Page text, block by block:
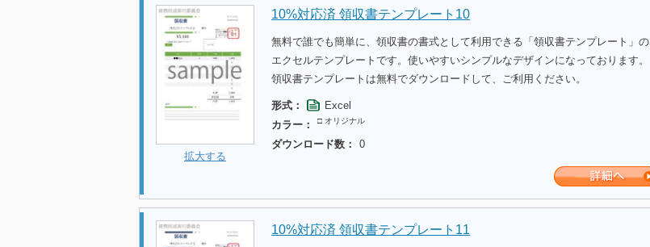
拡大する
10%対応済 領収書テンプレート10
無料で誰でも簡単に、領収書の書式として利用できる「領収書テンプレート」の
エクセルテンプレートです。使いやすいシンプルなデザインになっております。
領収書テンプレートは無料でダウンロードして、ご利用ください。
形式：
Excel
カラー：
□ オリジナル
ダウンロード数： 0
10%対応済 領収書テンプレート11